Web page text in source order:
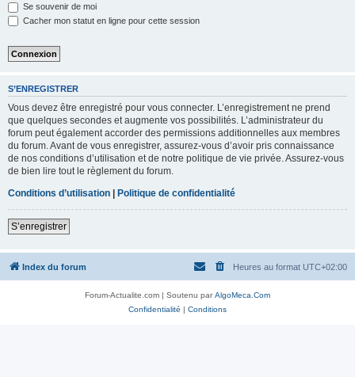
Se souvenir de moi
Cacher mon statut en ligne pour cette session
S’ENREGISTRER
Vous devez être enregistré pour vous connecter. L’enregistrement ne prend
que quelques secondes et augmente vos possibilités. L’administrateur du
forum peut également accorder des permissions additionnelles aux membres
du forum. Avant de vous enregistrer, assurez-vous d’avoir pris connaissance
de nos conditions d’utilisation et de notre politique de vie privée. Assurez-vous
de bien lire tout le règlement du forum.
Conditions d’utilisation | Politique de confidentialité
S’enregistrer
Index du forum Heures au format UTC+02:00
Forum-Actualite.com | Soutenu parAlgoMeca.Com
Confidentialité | Conditions